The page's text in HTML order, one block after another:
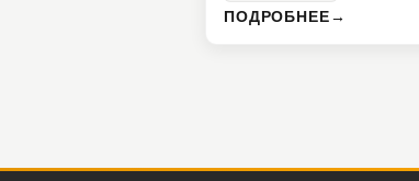
ПОДРОБНЕЕ→